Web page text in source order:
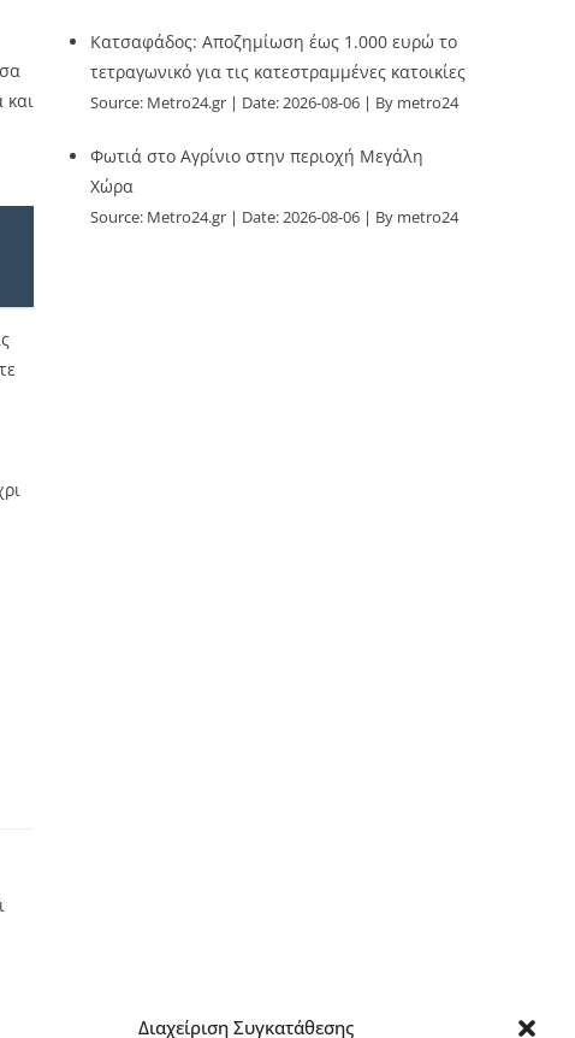
Διαχείριση Συγκατάθεσης
Κατσαφάδος: Αποζημίωση έως 1.000 ευρώ το
τετραγωνικό για τις κατεστραμμένες κατοικίες
Source: Metro24.gr Date: 2026-08-06 By metro24
Φωτιά στο Αγρίνιο στην περιοχή Μεγάλη
Χώρα
Source: Metro24.gr Date: 2026-08-06 By metro24